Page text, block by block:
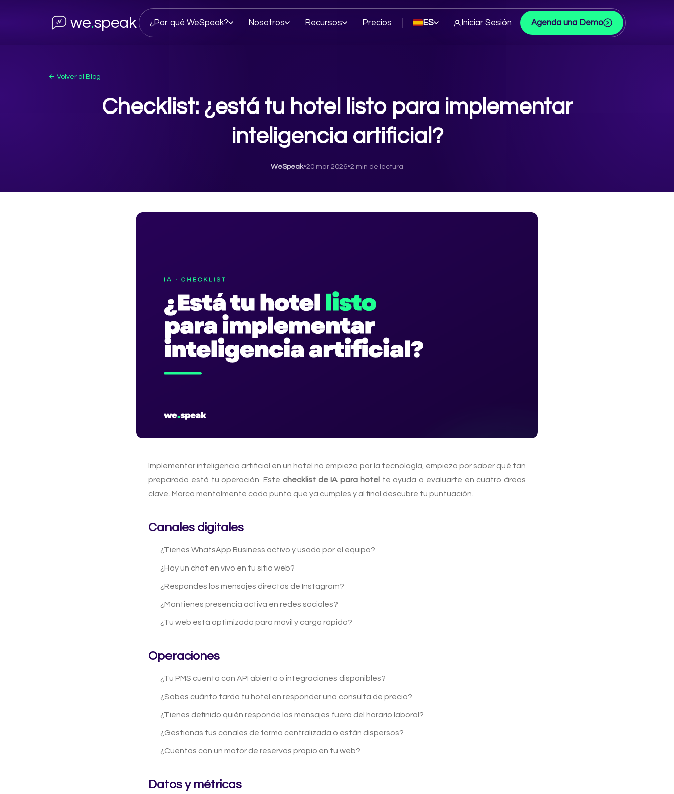
we.speak ¿Por qué WeSpeak? Nosotros Recursos Precios ES Iniciar Sesión Agenda una Demo
← Volver al Blog
Checklist: ¿está tu hotel listo para implementar
inteligencia artificial?
WeSpeak•20 mar 2026•2 min de lectura
Implementar inteligencia artificial en un hotel no empieza por la tecnología, empieza por saber qué tan
preparada está tu operación. Este checklist de IA para hotel te ayuda a evaluarte en cuatro áreas
clave. Marca mentalmente cada punto que ya cumples y al final descubre tu puntuación.
Canales digitales
¿Tienes WhatsApp Business activo y usado por el equipo?
¿Hay un chat en vivo en tu sitio web?
¿Respondes los mensajes directos de Instagram?
¿Mantienes presencia activa en redes sociales?
¿Tu web está optimizada para móvil y carga rápido?
Operaciones
¿Tu PMS cuenta con API abierta o integraciones disponibles?
¿Sabes cuánto tarda tu hotel en responder una consulta de precio?
¿Tienes definido quién responde los mensajes fuera del horario laboral?
¿Gestionas tus canales de forma centralizada o están dispersos?
¿Cuentas con un motor de reservas propio en tu web?
Datos y métricas